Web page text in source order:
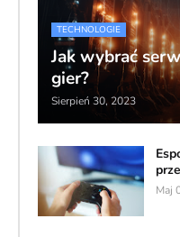
TECHNOLOGIE
Jak wybrać
gier?
Sierpień 30, 2023
Maj